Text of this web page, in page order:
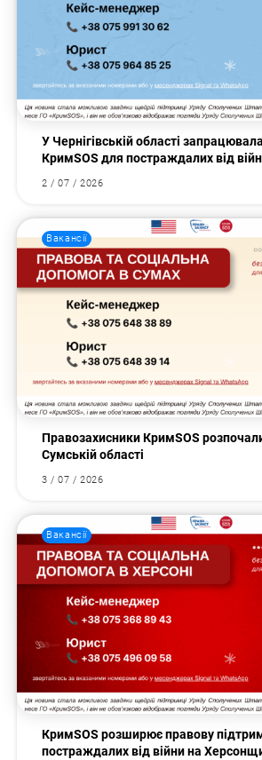
У Чернігівській області
КримSOS для постраждалих від
2 / 07 / 2026
Вакансії
Правозахисники КримSOS
Сумській області
3 / 07 / 2026
Вакансії
КримSOS розширює правову
постраждалих від війни на